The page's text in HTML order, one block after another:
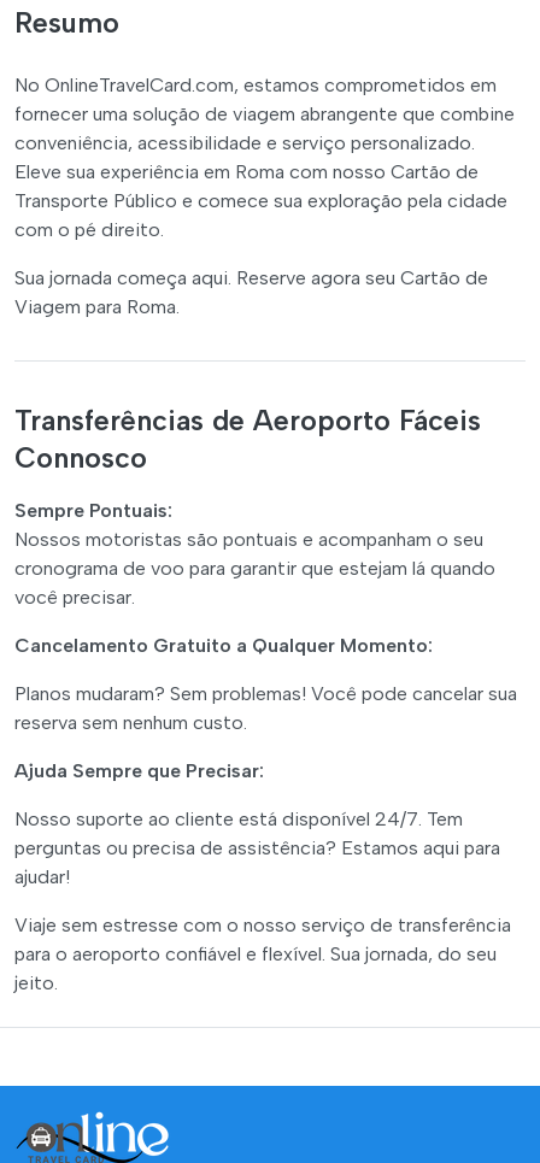
Resumo
No OnlineTravelCard.com, estamos comprometidos em
fornecer uma solução de viagem abrangente que combine
conveniência, acessibilidade e serviço personalizado.
Eleve sua experiência em Roma com nosso Cartão de
Transporte Público e comece sua exploração pela cidade
com o pé direito.
Sua jornada começa aqui. Reserve agora seu Cartão de
Viagem para Roma.
Transferências de Aeroporto Fáceis
Connosco
Sempre Pontuais:
Nossos motoristas são pontuais e acompanham o seu
cronograma de voo para garantir que estejam lá quando
você precisar.
Cancelamento Gratuito a Qualquer Momento:
Planos mudaram? Sem problemas! Você pode cancelar sua
reserva sem nenhum custo.
Ajuda Sempre que Precisar:
Nosso suporte ao cliente está disponível 24/7. Tem
perguntas ou precisa de assistência? Estamos aqui para
ajudar!
Viaje sem estresse com o nosso serviço de transferência
para o aeroporto confiável e flexível. Sua jornada, do seu
jeito.